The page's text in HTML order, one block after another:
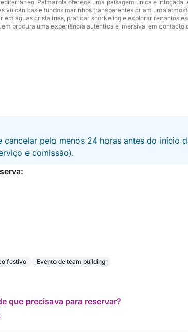
Palmarola oferece uma paisagem única e intocada.
vulcânicas e fundos marinhos transparentes criam uma
em águas cristalinas, praticar snorkeling e explorar recantos
procura uma experiência autêntica e imersiva, em contacto
cancelar pelo menos 24 horas antes do início
e comissão).
festivo Evento de team building
que precisava para reservar?